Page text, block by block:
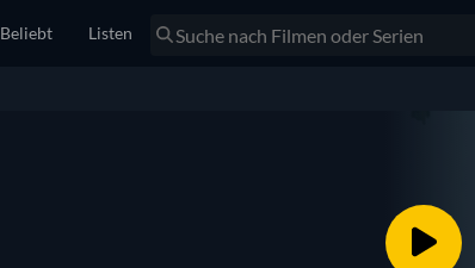
Beliebt Listen